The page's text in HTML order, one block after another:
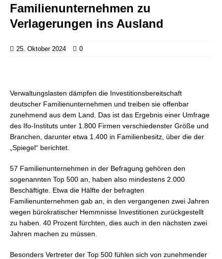
Familienunternehmen zu
Verlagerungen ins Ausland
25. Oktober 2024 0
Verwaltungslasten dämpfen die Investitionsbereitschaft
deutscher Familienunternehmen und treiben sie offenbar
zunehmend aus dem Land. Das ist das Ergebnis einer Umfrage
des Ifo-Instituts unter 1.800 Firmen verschiedenster Größe und
Branchen, darunter etwa 1.400 in Familienbesitz, über die der
„Spiegel“ berichtet.
57 Familienunternehmen in der Befragung gehören den
sogenannten Top 500 an, haben also mindestens 2.000
Beschäftigte. Etwa die Hälfte der befragten
Familienunternehmen gab an, in den vergangenen zwei Jahren
wegen bürokratischer Hemmnisse Investitionen zurückgestellt
zu haben. 40 Prozent fürchten, dies auch in den nächsten zwei
Jahren machen zu müssen.
Besonders Vertreter der Top 500 fühlen sich von zunehmender